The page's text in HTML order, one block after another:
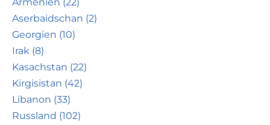
Aserbaidschan (2)
Georgien (10)
Irak (8)
Kasachstan (22)
Kirgisistan (42)
Libanon (33)
Russland (102)